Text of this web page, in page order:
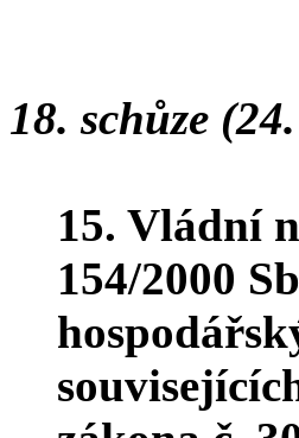
18. schůze
15. Vládní
154/2000